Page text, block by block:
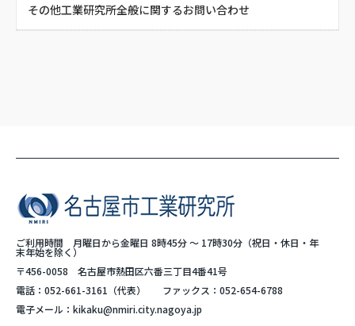
その他工業研究所全般に関するお問い合わせ
ご利用時間 月曜日から金曜日 8時45分 ～ 17時30分（祝日・休日・年
末年始を除く）
〒456-0058 名古屋市熱田区六番三丁目4番41号
電話： 052-661-3161 （代表）
ファックス：052-654-6788
電子メール： kikaku@nmiri.city.nagoya.jp